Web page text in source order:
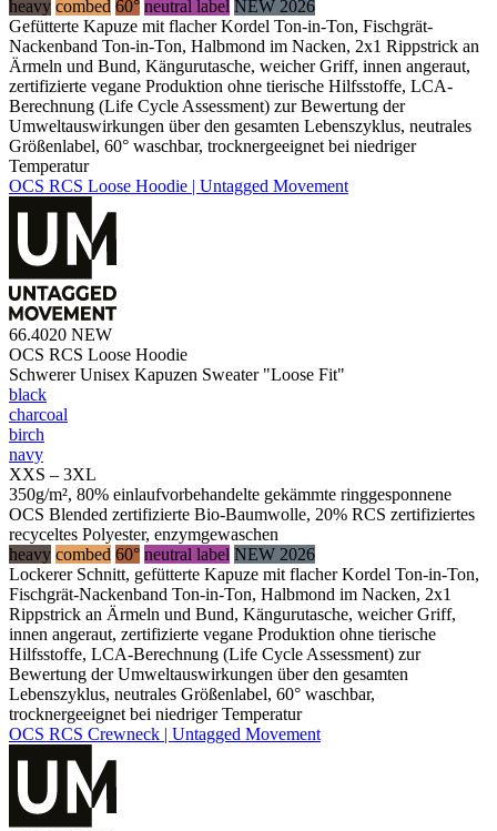
heavy combed 60° neutral label NEW 2026
Gefütterte Kapuze mit flacher Kordel Ton-in-Ton, Fischgrät-
Nackenband Ton-in-Ton, Halbmond im Nacken, 2x1 Rippstrick an
Ärmeln und Bund, Kängurutasche, weicher Griff, innen angeraut,
zertifizierte vegane Produktion ohne tierische Hilfsstoffe, LCA-
Berechnung (Life Cycle Assessment) zur Bewertung der
Umweltauswirkungen über den gesamten Lebenszyklus, neutrales
Größenlabel, 60° waschbar, trocknergeeignet bei niedriger
Temperatur
OCS RCS Loose Hoodie | Untagged Movement
66.4020 NEW
OCS RCS Loose Hoodie
Schwerer Unisex Kapuzen Sweater "Loose Fit"
black
charcoal
birch
navy
XXS – 3XL
350g/m², 80% einlaufvorbehandelte gekämmte ringgesponnene
OCS Blended zertifizierte Bio-Baumwolle, 20% RCS zertifiziertes
recyceltes Polyester, enzymgewaschen
heavy combed 60° neutral label NEW 2026
Lockerer Schnitt, gefütterte Kapuze mit flacher Kordel Ton-in-Ton,
Fischgrät-Nackenband Ton-in-Ton, Halbmond im Nacken, 2x1
Rippstrick an Ärmeln und Bund, Kängurutasche, weicher Griff,
innen angeraut, zertifizierte vegane Produktion ohne tierische
Hilfsstoffe, LCA-Berechnung (Life Cycle Assessment) zur
Bewertung der Umweltauswirkungen über den gesamten
Lebenszyklus, neutrales Größenlabel, 60° waschbar,
trocknergeeignet bei niedriger Temperatur
OCS RCS Crewneck | Untagged Movement